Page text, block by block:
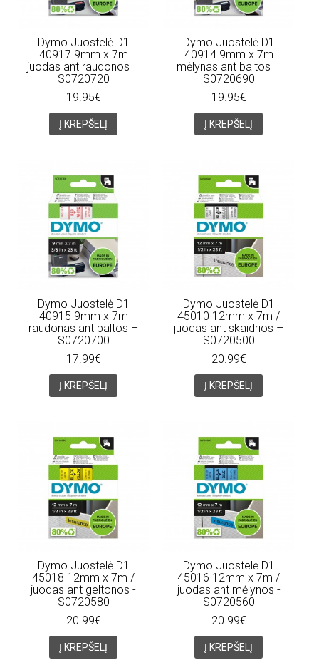
Dymo Juostelė D1
40917 9mm x 7m
juodas ant raudonos –
S0720720
19.95€
Į KREPŠELĮ
Dymo Juostelė D1
40914 9mm x 7m
mėlynas ant baltos –
S0720690
19.95€
Į KREPŠELĮ
Dymo Juostelė D1
40915 9mm x 7m
raudonas ant baltos –
S0720700
17.99€
Į KREPŠELĮ
Dymo Juostelė D1
45010 12mm x 7m /
juodas ant skaidrios –
S0720500
20.99€
Į KREPŠELĮ
Dymo Juostelė D1
45018 12mm x 7m /
juodas ant geltonos -
S0720580
20.99€
Į KREPŠELĮ
Dymo Juostelė D1
45016 12mm x 7m /
juodas ant mėlynos -
S0720560
20.99€
Į KREPŠELĮ